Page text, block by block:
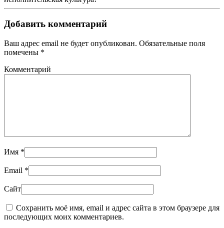
Добавить комментарий
Ваш адрес email не будет опубликован. Обязательные поля
помечены *
Комментарий
Имя *
Email *
Сайт
Сохранить моё имя, email и адрес сайта в этом браузере для
последующих моих комментариев.